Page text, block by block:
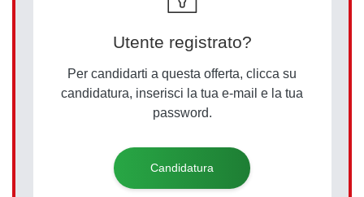
Utente registrato?
Per candidarti a questa offerta, clicca su
candidatura, inserisci la tua e-mail e la tua
password.
Candidatura